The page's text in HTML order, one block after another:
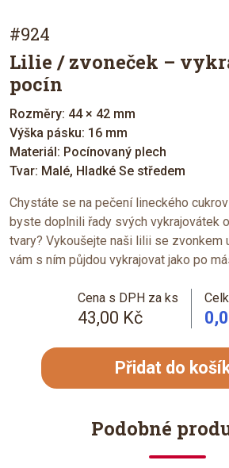
#924
Lilie / zvoneček –
pocín
Rozměry: 44 × 42 mm
Výška pásku: 16 mm
Materiál: Pocínovaný plech
Tvar: Malé, Hladké Se středem
Chystáte se na pečení lineckého
byste doplnili řady svých vykrajovátek
tvary? Vykoušejte naši lilii se zvonkem
vám s ním půjdou vykrajovat jako po
Cena s DPH za ks
43,00 Kč
Přidat do
Podobné